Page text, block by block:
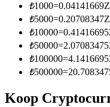
Word een Copy
Geniet van
₺1000=0.04141669
₺5000=0.20708347
₺10000=0.41416695
₺50000=2.07083475
₺100000=4.1416695
₺500000=
Koop